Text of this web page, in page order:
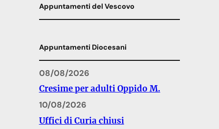
Appuntamenti del Vescovo
Appuntamenti Diocesani
08/08/2026
Cresime per adulti Oppido M.
10/08/2026
Uffici di Curia chiusi